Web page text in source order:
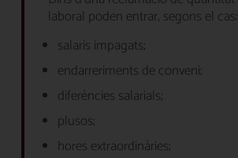
laboral poden entrar, segons el cas:
salaris impagats;
endarreriments de conveni;
diferències salarials;
plusos;
hores extraordinàries;